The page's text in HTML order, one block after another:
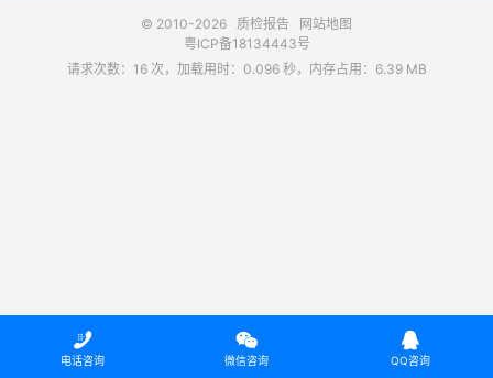
© 2010-2026 质检报告
网站地图
粤ICP备18134443号
请求次数：16 次，加载用时：0.096 秒，内存占用：6.39 MB

电话咨询

微信咨询

QQ咨询